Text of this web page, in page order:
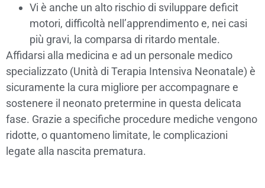
Vi è anche un alto rischio di sviluppare deficit
motori, difficoltà nell’apprendimento e, nei casi
più gravi, la comparsa di ritardo mentale.
Affidarsi alla medicina e ad un personale medico
specializzato (Unità di Terapia Intensiva Neonatale) è
sicuramente la cura migliore per accompagnare e
sostenere il neonato pretermine in questa delicata
fase. Grazie a specifiche procedure mediche vengono
ridotte, o quantomeno limitate, le complicazioni
legate alla nascita prematura.